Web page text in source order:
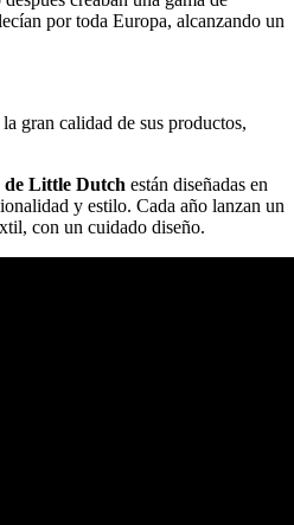
por toda Europa, alcanzando un
gran calidad de sus productos,
de Little Dutch están diseñadas en
y estilo. Cada año lanzan un
con un cuidado diseño.